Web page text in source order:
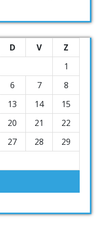
D V
Z
1
6 7
8
13 14
15
20 21
22
27 28
29